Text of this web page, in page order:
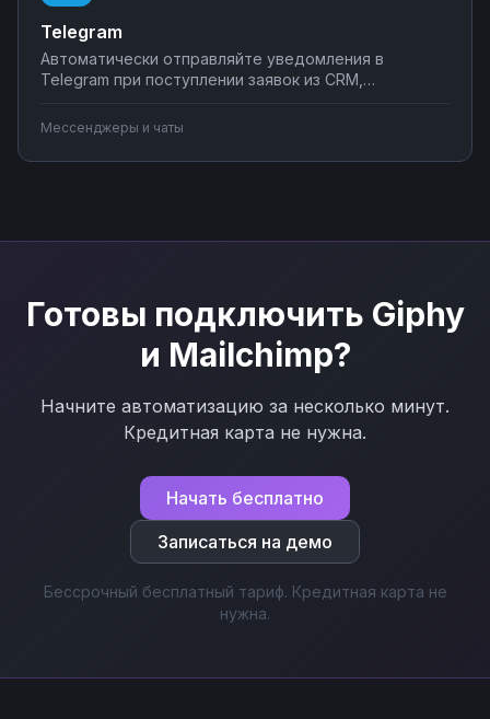
Telegram
Автоматически отправляйте уведомления в
Telegram при поступлении заявок из CRM,
запросов, синхронизируйте сообщения с системами
учета. Подключите мессенджер к вашим бизнес-
процессам через Nodul без программирования за
Мессенджеры и чаты
Готовы подключить Giphy
и Mailchimp?
Начните автоматизацию за несколько минут.
Кредитная карта не нужна.
Начать бесплатно
Записаться на демо
Бессрочный бесплатный тариф. Кредитная карта не
нужна.